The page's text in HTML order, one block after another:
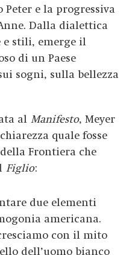
e la progressiva
Dalla dialettica
e stili, emerge il
di un Paese
sogni, sulla bellezza
al Manifesto, Meyer
quale fosse
Frontiera che
Figlio:
due elementi
americana.
con il mito
dell’uomo bianco